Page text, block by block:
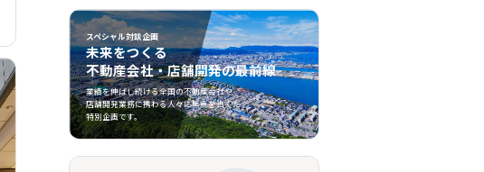
スペシャル対談企画
未来をつくる
不動産会社・店舗開発の最前線
業績を伸ばし続ける全国の不動産会社や
店舗開発業務に携わる人々に焦点を当てた
特別企画です。
不動産会社・店舗開発の最前線">